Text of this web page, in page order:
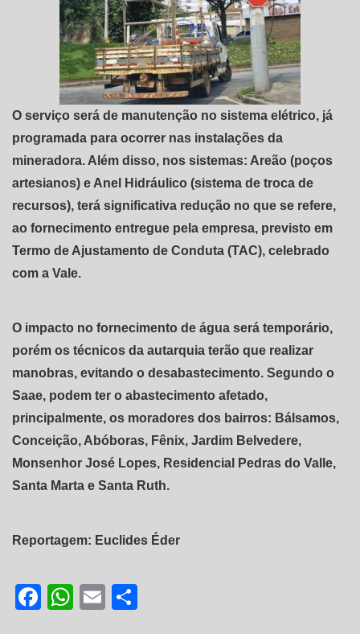
O serviço será de manutenção no sistema elétrico, já
programada para ocorrer nas instalações da
mineradora. Além disso, nos sistemas: Areão (poços
artesianos) e Anel Hidráulico (sistema de troca de
recursos), terá significativa redução no que se refere,
ao fornecimento entregue pela empresa, previsto em
Termo de Ajustamento de Conduta (TAC), celebrado
com a Vale.
O impacto no fornecimento de água será temporário,
porém os técnicos da autarquia terão que realizar
manobras, evitando o desabastecimento. Segundo o
Saae, podem ter o abastecimento afetado,
principalmente, os moradores dos bairros: Bálsamos,
Conceição, Abóboras, Fênix, Jardim Belvedere,
Monsenhor José Lopes, Residencial Pedras do Valle,
Santa Marta e Santa Ruth.
Reportagem: Euclides Éder
Facebook
WhatsApp
Email